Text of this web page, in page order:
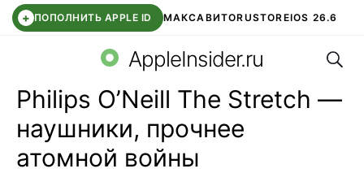
+ ПОПОЛНИТЬ APPLE ID МАКСАВИТОRUSTOREIOS 26.6
СБЕР КИДС ВТБ ОНЛАЙН ЧАТ В ROBLOX
AppleInsider.ru
Philips O’Neill The Stretch —
наушники, прочнее
атомной войны